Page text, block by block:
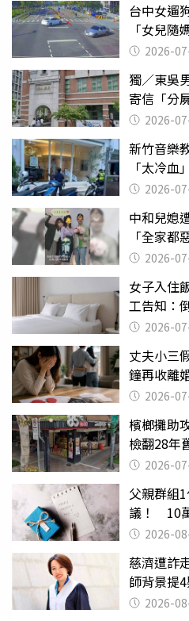
台中女遛
「女兒
致死判9月
2026-
獨／東吳
寄信「分
關 2026-
新竹音樂
「太冷
2026-
中和兒媳
「全家
摔東西
2026-
女子入住
工告知：
2026-
丈夫小三
鐘再收離
還扯2026-
檳榔攤助
檢翻28年
2026-
父親群組
議！ 10
父親節
2026-
慈濟遭詐
師背景提
2026-